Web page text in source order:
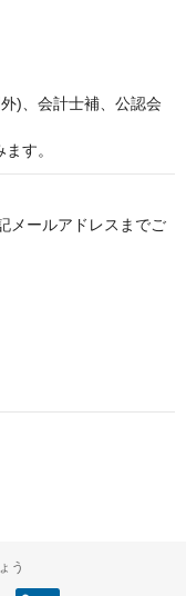
)、会計士補、公認会
す。
メールアドレスまでご
う